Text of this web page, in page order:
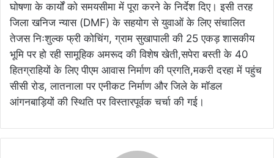
घोषणा के कार्यों को समयसीमा में पूरा करने के निर्देश दिए। इसी तरह
जिला खनिज न्यास (DMF) के सहयोग से युवाओं के लिए संचालित
तेजस निःशुल्क फ्री कोचिंग, ग्राम सुखापाली की 25 एकड़ शासकीय
भूमि पर हो रही सामूहिक अमरूद की विशेष खेती,​सपेरा बस्ती के 40
हितग्राहियों के लिए पीएम आवास निर्माण की प्रगति,​मकरी दरहा में पहुंच
सीसी रोड, लातनाला पर एनीकट निर्माण और जिले के मॉडल
आंगनबाड़ियों की स्थिति पर विस्तारपूर्वक चर्चा की गई।